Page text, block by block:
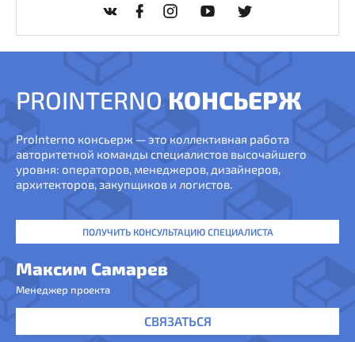
PROINTERNO КОНСЬЕРЖ
ProInterno консьерж — это коллективная работа
авторитетной команды специалистов высочайшего
уровня: операторов, менеджеров, дизайнеров,
архитекторов, закупщиков и логистов.
ПОЛУЧИТЬ КОНСУЛЬТАЦИЮ СПЕЦИАЛИСТА
Максим Самарев
Менеджер проекта
СВЯЗАТЬСЯ